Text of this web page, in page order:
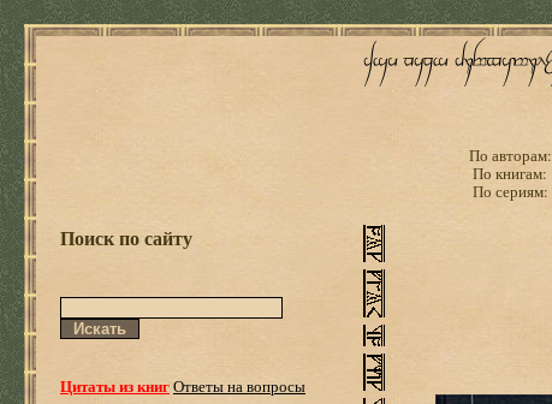
По авторам:
По книгам:
По сериям:
Поиск по сайту
Цитаты из книгОтветы на вопросы